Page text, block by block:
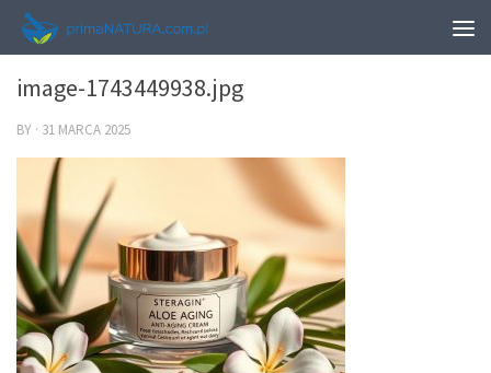
0
image-1743449938.jpg
BY · 31 MARCA 2025